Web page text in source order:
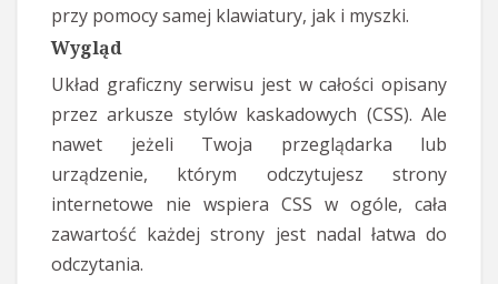
przy pomocy samej klawiatury, jak i myszki.
Wygląd
Układ graficzny serwisu jest w całości opisany
przez arkusze stylów kaskadowych (CSS). Ale
nawet jeżeli Twoja przeglądarka lub
urządzenie, którym odczytujesz strony
internetowe nie wspiera CSS w ogóle, cała
zawartość każdej strony jest nadal łatwa do
odczytania.